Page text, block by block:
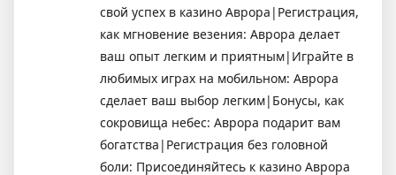
свой успех в казино Аврора|Регистрация,
как мгновение везения: Аврора делает
ваш опыт легким и приятным|Играйте в
любимых играх на мобильном: Аврора
сделает ваш выбор легким|Бонусы, как
сокровища небес: Аврора подарит вам
богатства|Регистрация без головной
боли: Присоединяйтесь к казино Аврора